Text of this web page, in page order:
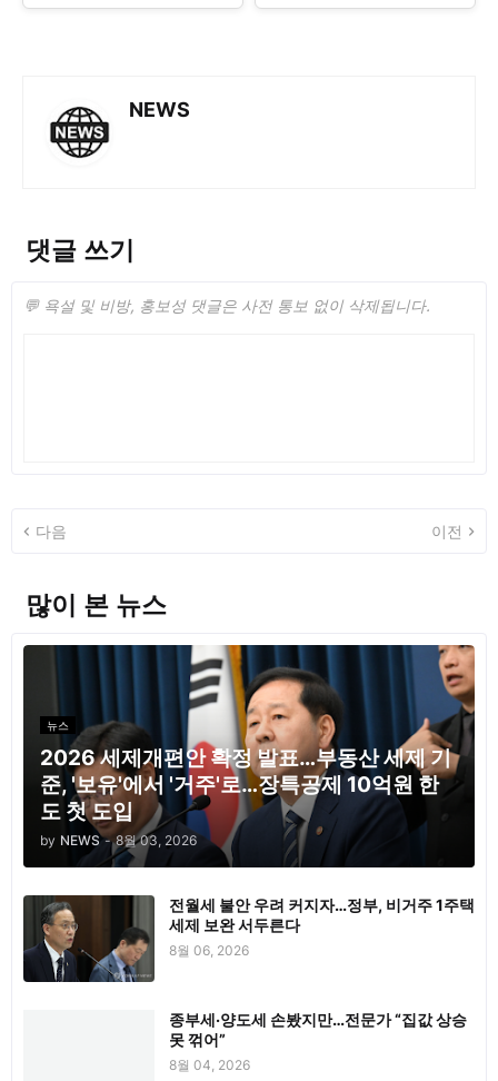
NEWS
댓글 쓰기
💬 욕설 및 비방, 홍보성 댓글은 사전 통보 없이 삭제됩니다.
다음 이전
많이 본 뉴스
뉴스
2026 세제개편안 확정 발표…부동산 세제 기
준, '보유'에서 '거주'로…장특공제 10억원 한
도 첫 도입
by NEWS - 8월 03, 2026
전월세 불안 우려 커지자…정부, 비거주 1주택
세제 보완 서두른다
8월 06, 2026
종부세·양도세 손봤지만…전문가 “집값 상승
못 꺾어”
8월 04, 2026